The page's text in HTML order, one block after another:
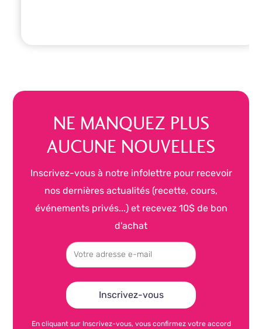
NE MANQUEZ PLUS
AUCUNE NOUVELLES
Inscrivez-vous à notre infolettre pour recevoir
nos dernières actualités (recette, cours,
événements privés...) et recevez 10$ de bon
d'achat
En cliquant sur Inscrivez-vous, vous confirmez votre accord